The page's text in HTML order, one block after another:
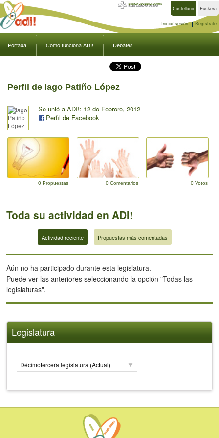
Castellano Euskera
Iniciar sesión Regístrate
Portada Cómo funciona ADI! Debates
Perfil de Iago Patiño López
Se unió a ADI!: 12 de Febrero, 2012
Perfil de Facebook
0 Propuestas 0 Comentarios 0 Votos
Toda su actividad en ADI!
Actividad reciente Propuestas más comentadas
Aún no ha participado durante esta legislatura.
Puede ver las anteriores seleccionando la opción "Todas las
legislaturas".
Legislatura
Décimotercera legislatura (Actual)